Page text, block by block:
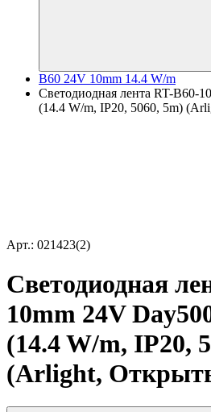
B60 24V 10mm 14.4 W/m
Светодиодная лента RT-B60-
(14.4 W/m, IP20, 5060, 5m)
Арт.: 021423(2)
Светодиодная
10mm 24V
(14.4 W/m, IP20,
(Arlight,